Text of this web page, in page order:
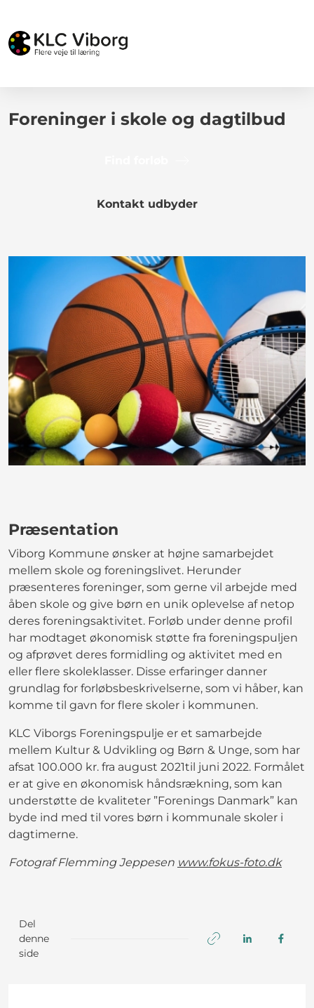
Foreninger i skole og dagtilbud
Kontakt udbyder
Præsentation
Viborg Kommune ønsker at højne samarbejdet
mellem skole og foreningslivet. Herunder
præsenteres foreninger, som gerne vil arbejde med
åben skole og give børn en unik oplevelse af netop
deres foreningsaktivitet. Forløb under denne profil
har modtaget økonomisk støtte fra foreningspuljen
og afprøvet deres formidling og aktivitet med en
eller flere skoleklasser. Disse erfaringer danner
grundlag for forløbsbeskrivelserne, som vi håber, kan
komme til gavn for flere skoler i kommunen.
KLC Viborgs Foreningspulje er et samarbejde
mellem Kultur & Udvikling og Børn & Unge, som har
afsat 100.000 kr. fra august 2021til juni 2022. Formålet
er at give en økonomisk håndsrækning, som kan
understøtte de kvaliteter ”Forenings Danmark” kan
byde ind med til vores børn i kommunale skoler i
dagtimerne.
Fotograf Flemming Jeppesen www.fokus-foto.dk
Del
denne
side